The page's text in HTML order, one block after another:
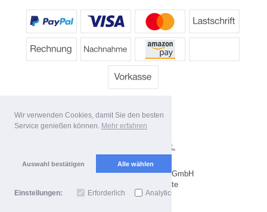
Wir verwenden Cookies, damit Sie den besten
Service genießen können. Mehr erfahren
Auswahl bestätigen Alle wählen
Einstellungen: Erforderlich Analytics
Alle Preise inkl. MwSt.
Lieferbedingungen
Copyright 2026 by Dartpoint GmbH
Mobile Shop by Shopgate